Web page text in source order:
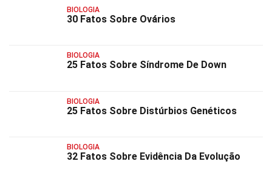
BIOLOGIA
30 Fatos Sobre Ovários
BIOLOGIA
25 Fatos Sobre Síndrome De Down
BIOLOGIA
25 Fatos Sobre Distúrbios Genéticos
BIOLOGIA
32 Fatos Sobre Evidência Da Evolução